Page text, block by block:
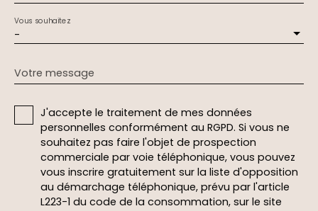
-
Vous souhaitez
Votre message
J'accepte le traitement de mes données
personnelles conformément au RGPD. Si vous ne
souhaitez pas faire l'objet de prospection
commerciale par voie téléphonique, vous pouvez
vous inscrire gratuitement sur la liste d'opposition
au démarchage téléphonique, prévu par l'article
L223-1 du code de la consommation, sur le site